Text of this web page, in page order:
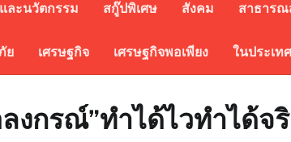
ละนวัตกรรม สกู๊ปพิเศษ สังคม สาธาร
ย เศรษฐกิจ เศรษฐกิจพอเพียง ในประเทศ
กรณ์”ทำได้ไวทำได้จ